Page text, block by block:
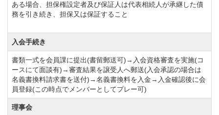
ある場合、担保権設定者及び保証人は代表相続人が承継した債
務を引き続き、担保又は保証すること
入会手続き
書類一式を会員課に提出(書留郵送可)→入会資格審査を実施(コ
ースにて面談有)→審査結果を譲受人へ郵送(入会承認の場合は
名義書換料請求書を送付)→名義書換料を入金→入金確認後に会
員登録(この時点でメンバーとしてプレー可)
理事会